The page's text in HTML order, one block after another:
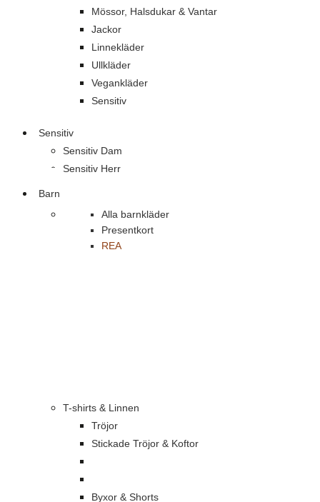
Mössor, Halsdukar & Vantar
Jackor
Linnekläder
Ullkläder
Vegankläder
Sensitiv
Sensitiv
Sensitiv Dam
Sensitiv Herr
Barn
Alla barnkläder
Presentkort
REA
T-shirts & Linnen
Tröjor
Stickade Tröjor & Koftor
Byxor & Shorts